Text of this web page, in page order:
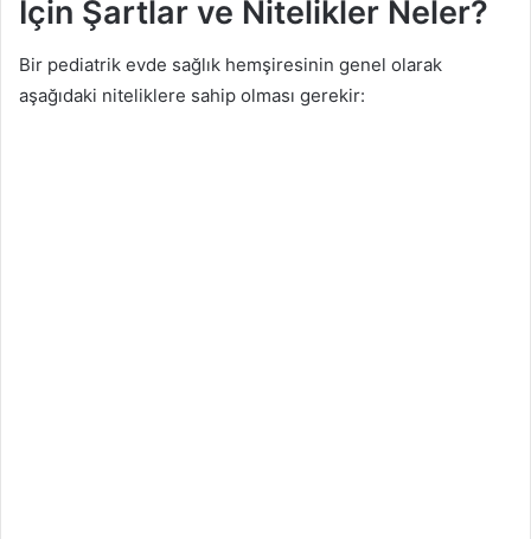
İçin Şartlar ve Nitelikler Neler?
Bir pediatrik evde sağlık hemşiresinin genel olarak
aşağıdaki niteliklere sahip olması gerekir: